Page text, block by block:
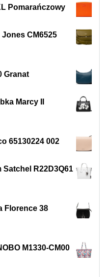
Pomarańczowy
CM6525
Granat
Marcy II
65130224 002
Satchel R22D3Q61
Florence 38
M1330-CM00